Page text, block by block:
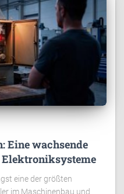
Eine wachsende
eine der größten
im Maschinenbau und